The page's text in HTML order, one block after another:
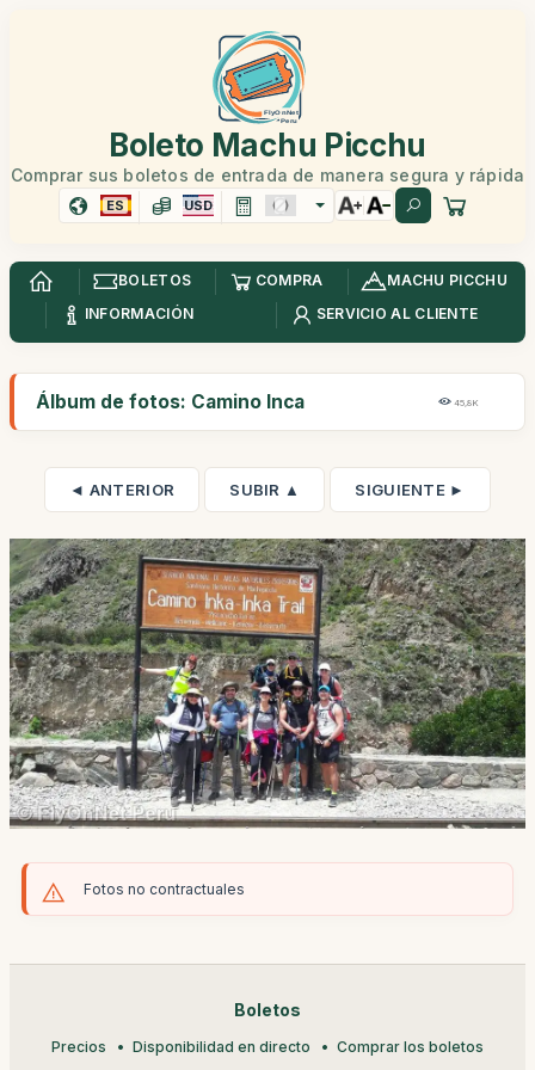
Boleto Machu Picchu
Comprar sus boletos de entrada de manera segura y rápida
ES USD
BOLETOS COMPRA
MACHU PICCHU
INFORMACIÓN
SERVICIO AL CLIENTE
Álbum de fotos: Camino Inca 45,8K
◄ ANTERIOR SUBIR ▲ SIGUIENTE ►
Fotos no contractuales
Boletos
Precios Disponibilidad en directo Comprar los boletos